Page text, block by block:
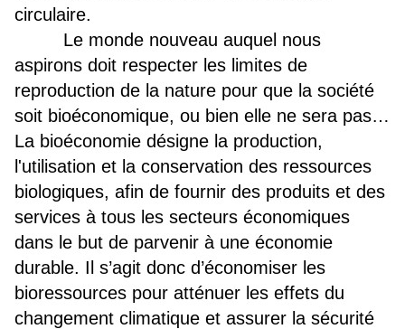
circulaire.
Le monde nouveau auquel nous
aspirons doit respecter les limites de
reproduction de la nature pour que la société
soit bioéconomique, ou bien elle ne sera pas…
La bioéconomie désigne la production,
l'utilisation et la conservation des ressources
biologiques, afin de fournir des produits et des
services à tous les secteurs économiques
dans le but de parvenir à une économie
durable. Il s’agit donc d’économiser les
bioressources pour atténuer les effets du
changement climatique et assurer la sécurité